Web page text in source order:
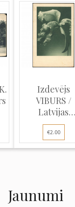
Izdevējs
VIBURS /
Latvijas
vērtspapīru
spiest...
€2.00
Jaunumi